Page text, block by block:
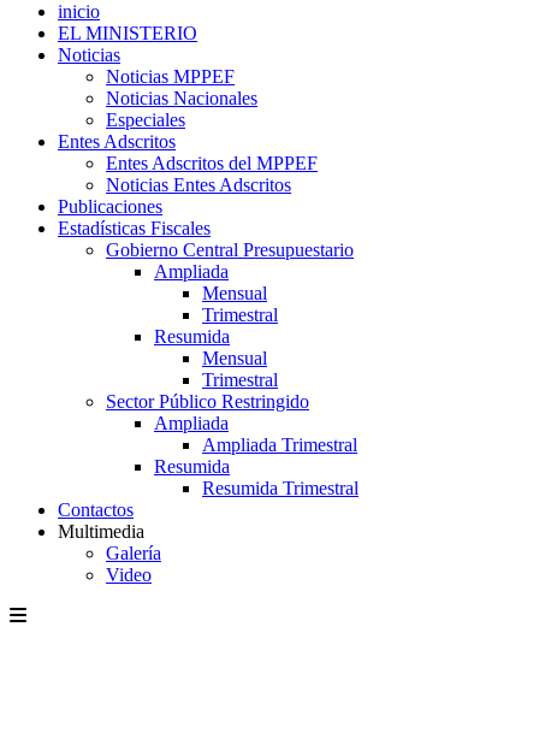
inicio
EL MINISTERIO
Noticias
Noticias MPPEF
Noticias Nacionales
Especiales
Entes Adscritos
Entes Adscritos del MPPEF
Noticias Entes Adscritos
Publicaciones
Estadísticas Fiscales
Gobierno Central Presupuestario
Ampliada
Mensual
Trimestral
Resumida
Mensual
Trimestral
Sector Público Restringido
Ampliada
Ampliada Trimestral
Resumida
Resumida Trimestral
Contactos
Multimedia
Galería
Video